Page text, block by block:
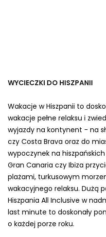
WYCIECZKI DO HISZPANII
Wakacje w Hiszpanii to
wakacje pełne relaksu i
wyjazdy na kontynent - na
czy Costa Brava oraz do
wypoczynek na
Gran Canaria czy Ibiza
plażami, turkusowym
wakacyjnego relaksu. Dużą
Hiszpania All Inclusive w
last minute to doskonały
o każdej porze roku.